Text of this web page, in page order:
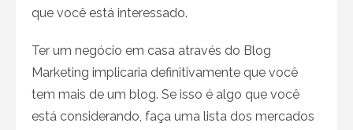
que você está interessado.
Ter um negócio em casa através do Blog
Marketing implicaria definitivamente que você
tem mais de um blog. Se isso é algo que você
está considerando, faça uma lista dos mercados